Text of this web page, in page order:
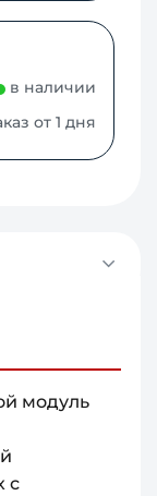
в наличии
от 1 дня
модуль
с